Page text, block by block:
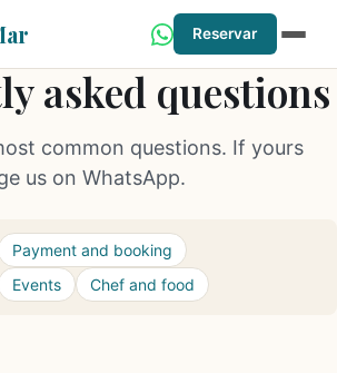
Reservar
asked questions
common questions. If yours
us on WhatsApp.
Payment and booking
Events Chef and food